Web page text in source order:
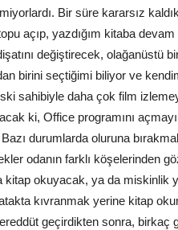
Bir süre kararsız
açıp, yazdığım kitaba
değiştirecek, olağanüstü
birini seçtiğimi biliyor ve
sahibiyle daha çok film
ki, Office programını
Bazı durumlarda oluruna
odanın farklı köşelerinden
kitap okuyacak, ya da miskinlik
kıvranmak yerine kitap
geçirdikten sonra,